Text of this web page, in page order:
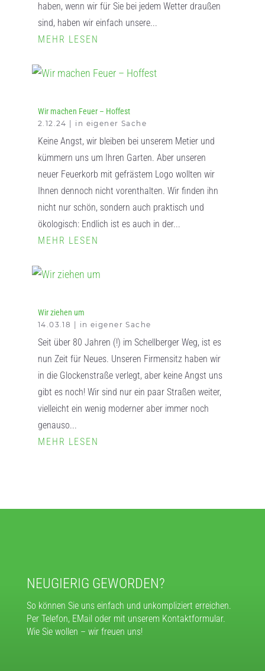
haben, wenn wir für Sie bei jedem Wetter draußen
sind, haben wir einfach unsere...
MEHR LESEN
Wir machen Feuer – Hoffest
2.12.24 in eigener Sache
Keine Angst, wir bleiben bei unserem Metier und
kümmern uns um Ihren Garten. Aber unseren
neuer Feuerkorb mit gefrästem Logo wollten wir
Ihnen dennoch nicht vorenthalten. Wir finden ihn
nicht nur schön, sondern auch praktisch und
ökologisch: Endlich ist es auch in der...
MEHR LESEN
Wir ziehen um
14.03.18 in eigener Sache
Seit über 80 Jahren (!) im Schellberger Weg, ist es
nun Zeit für Neues. Unseren Firmensitz haben wir
in die Glockenstraße verlegt, aber keine Angst uns
gibt es noch! Wir sind nur ein paar Straßen weiter,
vielleicht ein wenig moderner aber immer noch
genauso...
MEHR LESEN
NEUGIERIG GEWORDEN?
So können Sie uns einfach und unkompliziert erreichen.
Per Telefon, EMail oder mit unserem Kontaktformular.
Wie Sie wollen – wir freuen uns!